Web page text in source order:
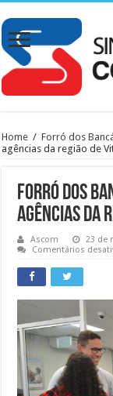
Home / Forró dos
agências da região de
Forró dos
agências da
Ascom 23 de
Comentários